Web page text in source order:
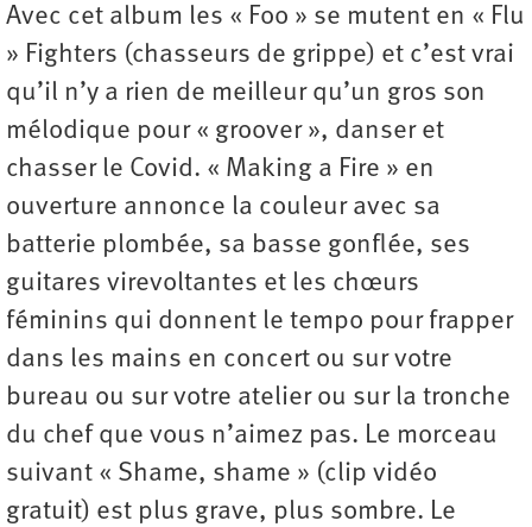
Avec cet album les « Foo » se mutent en « Flu
» Fighters (chasseurs de grippe) et c’est vrai
qu’il n’y a rien de meilleur qu’un gros son
mélodique pour « groover », danser et
chasser le Covid. « Making a Fire » en
ouverture annonce la couleur avec sa
batterie plombée, sa basse gonflée, ses
guitares virevoltantes et les chœurs
féminins qui donnent le tempo pour frapper
dans les mains en concert ou sur votre
bureau ou sur votre atelier ou sur la tronche
du chef que vous n’aimez pas. Le morceau
suivant « Shame, shame » (clip vidéo
gratuit) est plus grave, plus sombre. Le